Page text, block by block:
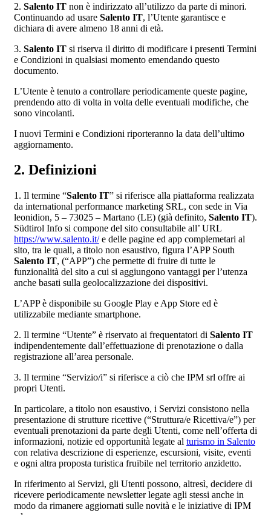
2. Salento IT non è indirizzato all’utilizzo da parte di minori.
Continuando ad usare Salento IT, l’Utente garantisce e
dichiara di avere almeno 18 anni di età.
3. Salento IT si riserva il diritto di modificare i presenti Termini
e Condizioni in qualsiasi momento emendando questo
documento.
L’Utente è tenuto a controllare periodicamente queste pagine,
prendendo atto di volta in volta delle eventuali modifiche, che
sono vincolanti.
I nuovi Termini e Condizioni riporteranno la data dell’ultimo
aggiornamento.
2. Definizioni
1. Il termine “Salento IT” si riferisce alla piattaforma realizzata
da international performance marketing SRL, con sede in Via
leonidion, 5 – 73025 – Martano (LE) (già definito, Salento IT).
Südtirol Info si compone del sito consultabile all’ URL
https://www.salento.it/e delle pagine ed app complemetari al
sito, tra le quali, a titolo non esaustivo, figura l’APP South
Salento IT, (“APP”) che permette di fruire di tutte le
funzionalità del sito a cui si aggiungono vantaggi per l’utenza
anche basati sulla geolocalizzazione dei dispositivi.
L’APP è disponibile su Google Play e App Store ed è
utilizzabile mediante smartphone.
2. Il termine “Utente” è riservato ai frequentatori di Salento IT
indipendentemente dall’effettuazione di prenotazione o dalla
registrazione all’area personale.
3. Il termine “Servizio/i” si riferisce a ciò che IPM srl offre ai
propri Utenti.
In particolare, a titolo non esaustivo, i Servizi consistono nella
presentazione di strutture ricettive (“Struttura/e Ricettiva/e”) per
eventuali prenotazioni da parte degli Utenti, come nell’offerta di
informazioni, notizie ed opportunità legate al turismo in Salento
con relativa descrizione di esperienze, escursioni, visite, eventi
e ogni altra proposta turistica fruibile nel territorio anzidetto.
In riferimento ai Servizi, gli Utenti possono, altresì, decidere di
ricevere periodicamente newsletter legate agli stessi anche in
modo da rimanere aggiornati sulle novità e le iniziative di IPM